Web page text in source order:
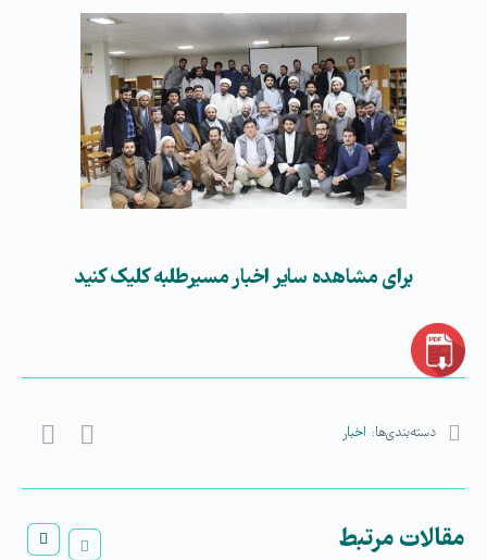
برای مشاهده سایر اخبار مسیرطلبه کلیک کنید
دسته‌بندی‌ها: اخبار
مقالات مرتبط